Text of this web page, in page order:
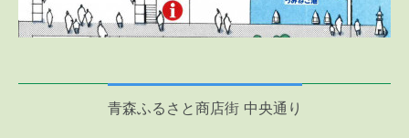
青森ふるさと商店街 中央通り